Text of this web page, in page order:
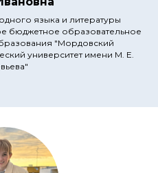
языка и литературы
бюджетное образовательное
"Мордовский
университет имени М. Е.